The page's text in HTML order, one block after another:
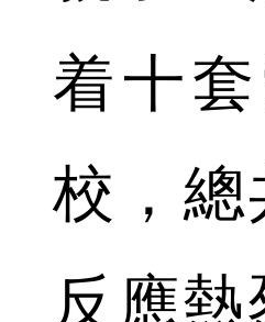
着十
校，總
反應